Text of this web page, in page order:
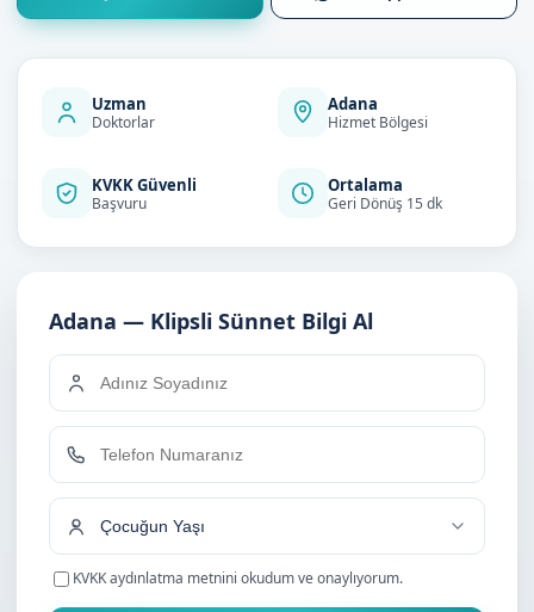
Uzman
Doktorlar
Adana
Hizmet Bölgesi
KVKK Güvenli
Başvuru
Ortalama
Geri Dönüş 15 dk
Adana — Klipsli Sünnet Bilgi Al
KVKK aydınlatma metnini okudum ve onaylıyorum.